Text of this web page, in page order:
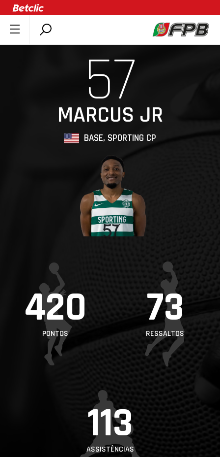
SOBRE A FPB
ASSOCIAÇÕES
MINIBASQUETE
ÁREA TÉCNICA
MASCULINA
LIGA BETCLIC
FEMININA
57
BASE, SPORTING CP
MARCUS JR
420
PONTOS
73
RESSALTOS
113
ASSISTÊNCIAS